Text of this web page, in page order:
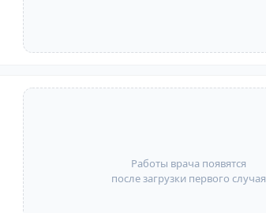
Работы врача появятся
после загрузки первого случая